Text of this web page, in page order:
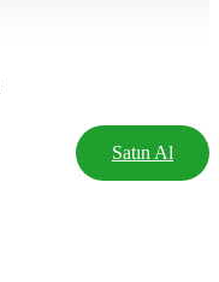
Satın Al